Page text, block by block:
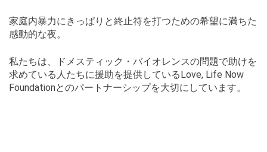
家庭内暴力にきっぱりと終止符を打つための希望に満ちた
感動的な夜。
私たちは、ドメスティック・バイオレンスの問題で助けを
求めている人たちに援助を提供しているLove, Life Now
Foundationとのパートナーシップを大切にしています。